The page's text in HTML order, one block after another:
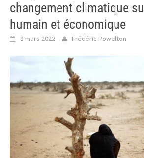
changement climatique
humain et économique
8 mars 2022 Frédéric Powelton